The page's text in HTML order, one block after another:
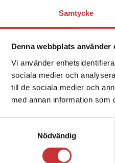
Samtycke
Denna webbplats använder
Vi använder
sociala medier och
till de sociala medier och
med annan information som
Nödvändig
Lärda där Maria Wolmesjö